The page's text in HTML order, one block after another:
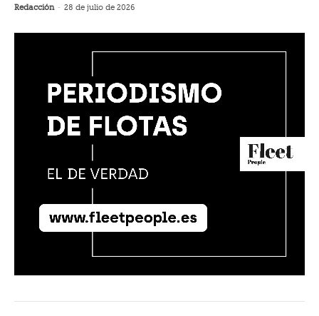
Redacción - 28 de julio de 2026